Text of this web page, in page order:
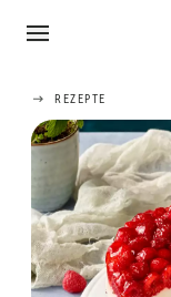
REZEPTE